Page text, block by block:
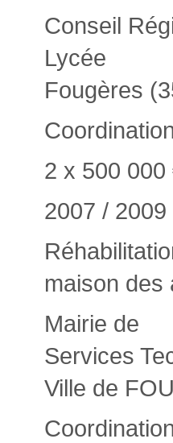
Conseil
Lycée
Fougères
2 x 500 000
2007 / 2009
maison des
Mairie de
Services
Ville de